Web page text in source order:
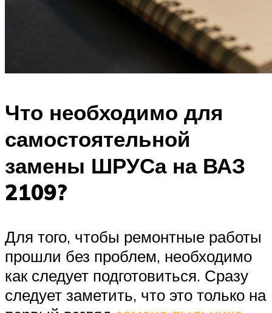
Что необходимо для
самостоятельной
замены ШРУСа на ВАЗ
2109?
Для того, чтобы ремонтные работы
прошли без проблем, необходимо
как следует подготовиться. Сразу
следует заметить, что это только на